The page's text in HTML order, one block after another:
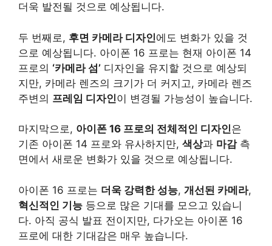
더욱 발전될 것으로 예상됩니다.
두 번째로, 후면 카메라 디자인에도 변화가 있을 것
으로 예상됩니다. 아이폰 16 프로는 현재 아이폰 14
프로의 ‘카메라 섬’ 디자인을 유지할 것으로 예상되
지만, 카메라 렌즈의 크기가 더 커지고, 카메라 렌즈
주변의 프레임 디자인이 변경될 가능성이 높습니다.
마지막으로, 아이폰 16 프로의 전체적인 디자인은
기존 아이폰 14 프로와 유사하지만, 색상과 마감측
면에서 새로운 변화가 있을 것으로 예상됩니다.
아이폰 16 프로는 더욱 강력한 성능, 개선된 카메라,
혁신적인 기능 등으로 많은 기대를 모으고 있습니
다. 아직 공식 발표 전이지만, 다가오는 아이폰 16
프로에 대한 기대감은 매우 높습니다.